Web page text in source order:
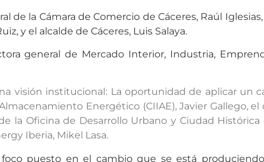
la Cámara de Comercio de Cáceres, Raúl
y el alcalde de Cáceres, Luis Salaya.
general de Mercado Interior, Industria,
visión institucional: La oportunidad de aplicar un
Energético (CIIAE), Javier Gallego,
la Oficina de Desarrollo Urbano y Ciudad
Iberia, Mikel Lasa.
puesto en el cambio que se está